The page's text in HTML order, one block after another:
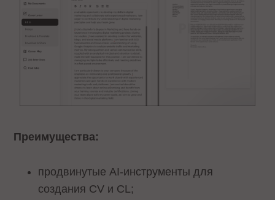
Преимущества:
продвинутые AI-инструменты для
создания CV и CL;